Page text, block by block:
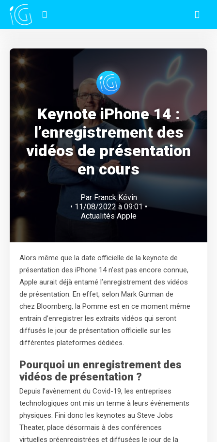
Keynote iPhone 14 :
l’enregistrement des
vidéos de présentation
en cours
Par Franck Kévin
• 11/08/2022 à 09:01 •
Actualités Apple
Alors même que la date officielle de la keynote de
présentation des iPhone 14 n’est pas encore connue,
Apple aurait déjà entamé l’enregistrement des vidéos
de présentation. En effet, selon Mark Gurman de
chez Bloomberg, la Pomme est en ce moment même
entrain d’enregistrer les extraits vidéos qui seront
diffusés le jour de présentation officielle sur les
différentes plateformes dédiées.
Pourquoi un enregistrement des
vidéos de présentation ?
Depuis l’avènement du Covid-19, les entreprises
technologiques ont mis un terme à leurs événements
physiques. Fini donc les keynotes au Steve Jobs
Theater, place désormais à des conférences
virtuelles préenregistrées et diffusées le jour de la